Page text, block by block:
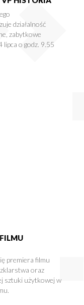
działalność
zabytkowe
o godz. 9.55
premiera filmu
oraz
sztuki użytkowej w